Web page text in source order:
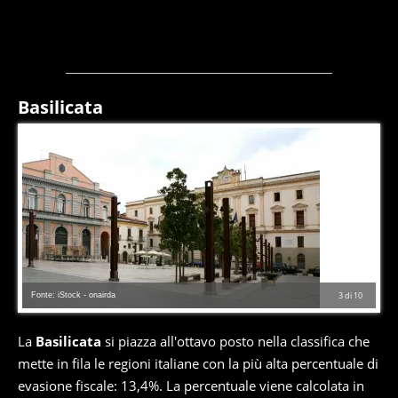
Basilicata
3di 10
Fonte: iStock - onairda
La Basilicata si piazza all'ottavo posto nella classifica che
mette in fila le regioni italiane con la più alta percentuale di
evasione fiscale: 13,4%. La percentuale viene calcolata in